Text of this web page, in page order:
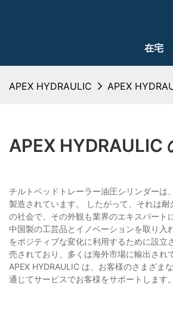
在宅
APEX HYDRAULIC APEX
APEX
チルトベッドトレーラー油圧シリンダー
製造されています。 したがって、それは
の社会で、その外観も業界のエキスパート
中国製の工芸品とイノベーションを取り入
をポジティブな変化に利用するために設
売されており、多くは海外市場に輸出され
APEX HYDRAULIC は、お客様のさまざま
通じてサービスでお客様をサポ​​ートします。